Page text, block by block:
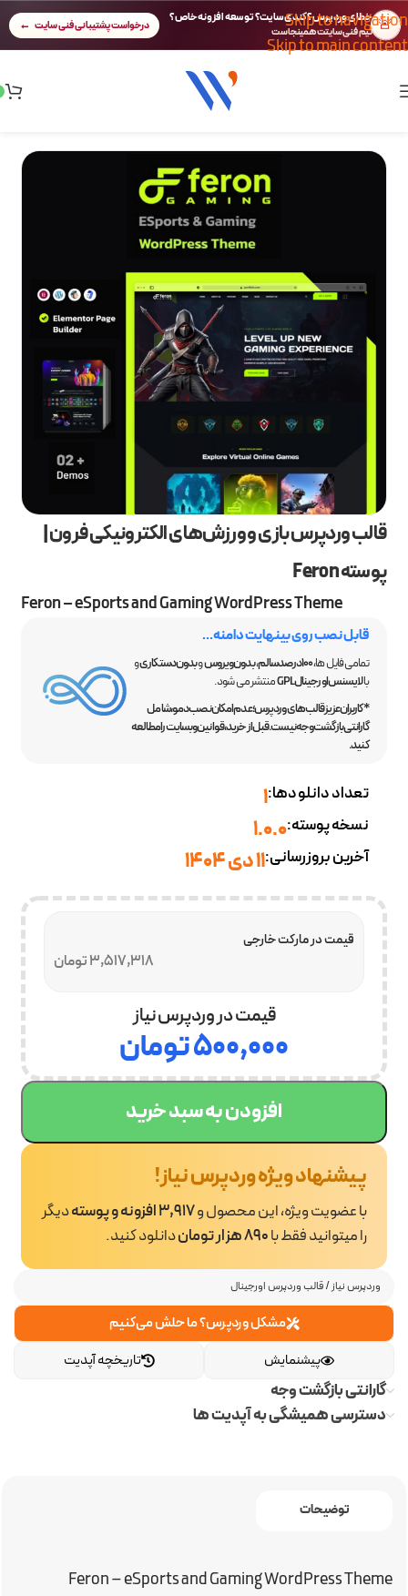
Skip to navigation
Skip to main content
🚨 خطای وردپرس؟ کندی سایت؟ توسعه افزونه خاص؟
تیم فنی سایتت همینجاست درخواست پشتیبانی فنی سایت
وردپرس نیاز/قالب وردپرس اورجینال
مشکل وردپرس؟ ما حلش می‌کنیم
تاریخچه آپدیت
پیشنمایش
گارانتی بازگشت وجه
دسترسی همیشگی به آپدیت ها
قالب وردپرس بازی و ورزش‌های الکترونیکی فرون |
پوسته Feron
Feron – eSports and Gaming WordPress Theme
قابل نصب روی بینهایت دامنه...
تمامی فایل ها،100 درصد سالم ،بدون ویروسوبدون دستکاریو
بالایسنس اورجینال GPL
منتشر می شود.
*کاربران عزیز قالب‌های وردپرس؛ عدم امکان نصب دمو، شامل
گارانتی بازگشت وجه نیست. قبل از خرید، قوانین وبسایت را مطالعه
کنید.
تعداد دانلودها:1
نسخه پوسته:1.0.0
آخرین بروزرسانی:11 دی 1404
3,517,318 تومان
قیمت در مارکت خارجی
قیمت در وردپرس نیاز
۵۰۰,۰۰۰تومان
افزودن به سبد خرید
پیشنهاد ویژه وردپرس نیاز!
با عضویت ویژه، این محصول و3,917 افزونه و پوسته
دیگر
را میتوانید فقط با890 هزار تومان دانلود کنید.
توضیحات
Feron – eSports and Gaming WordPress Theme